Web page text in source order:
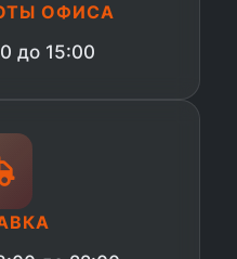
ОФИСА
до 15:00